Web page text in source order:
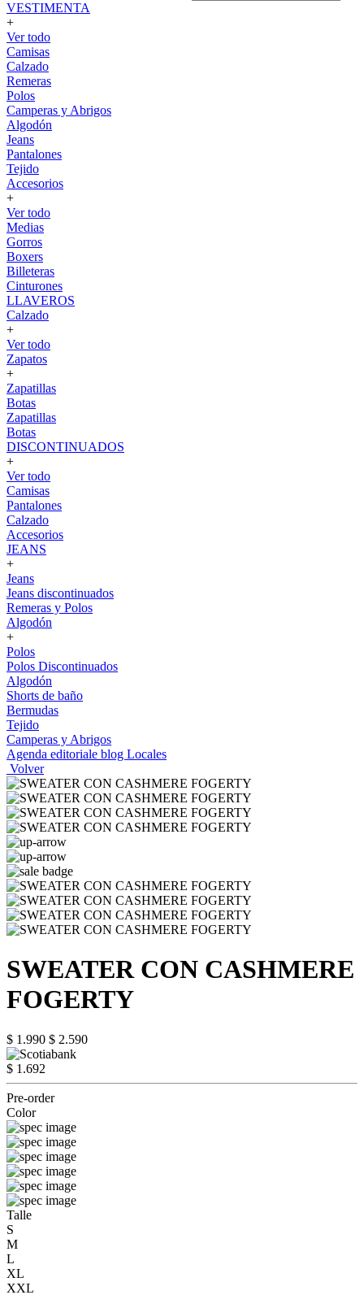
VESTIMENTA
+
Ver todo
Camisas
Calzado
Remeras
Polos
Camperas y Abrigos
Algodón
Jeans
Pantalones
Tejido
Accesorios
+
Ver todo
Medias
Gorros
Boxers
Billeteras
Cinturones
LLAVEROS
Calzado
+
Ver todo
Zapatos
+
Zapatillas
Botas
Zapatillas
Botas
DISCONTINUADOS
+
Ver todo
Camisas
Pantalones
Calzado
Accesorios
JEANS
+
Jeans
Jeans discontinuados
Remeras y Polos
Algodón
+
Polos
Polos Discontinuados
Algodón
Shorts de baño
Bermudas
Tejido
Camperas y Abrigos
Agenda editoriale blog Locales
Volver
SWEATER CON CASHMERE
FOGERTY
$ 1.990 $ 2.590
$ 1.692
Pre-order
Color
Talle
S
M
L
XL
XXL